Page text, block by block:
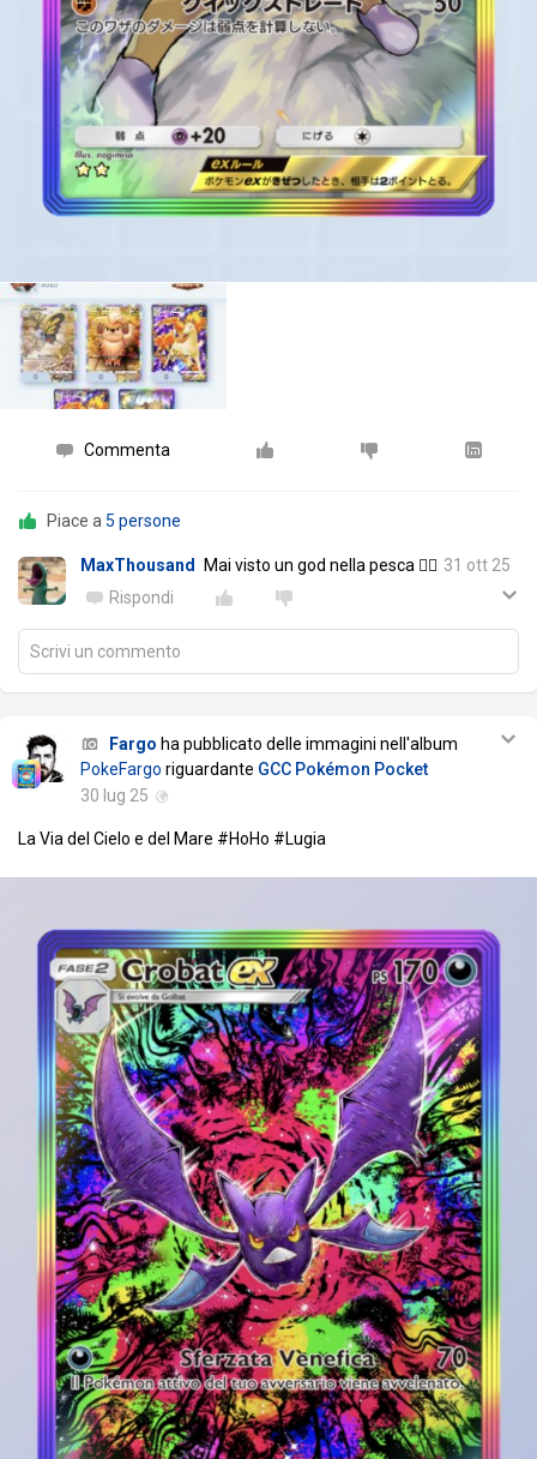
Commenta
Piace a 5 persone
MaxThousand Mai visto un god nella pesca 😮‍💨 31 ott 25
Rispondi
Scrivi un commento
Fargo ha pubblicato delle immagini nell'album
PokeFargo riguardante GCC Pokémon Pocket
30 lug 25
La Via del Cielo e del Mare #HoHo #Lugia